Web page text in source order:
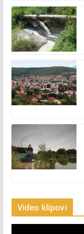
Video klipovi